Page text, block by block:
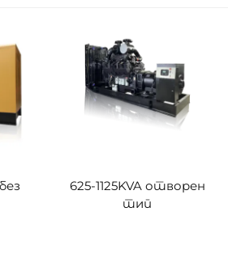
625-1125KVA отворен
тип